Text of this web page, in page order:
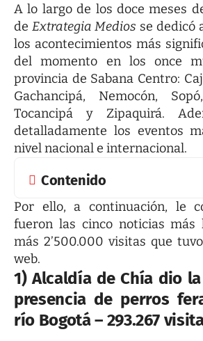
A lo largo de los doce meses
de Extrategia Medios se dedicó
los acontecimientos más
del momento en los once
provincia de Sabana Centro:
Gachancipá, Nemocón,
Tocancipá y Zipaquirá.
detalladamente los eventos
nivel nacional e internacional.
Contenido
Por ello, a continuación, le
fueron las cinco noticias más
más 2’500.000 visitas que
web.
1) Alcaldía de Chía dio
presencia de perros
río Bogotá – 293.267